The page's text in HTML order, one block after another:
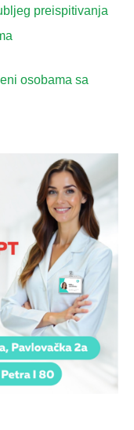
preispitivanja
osobama sa